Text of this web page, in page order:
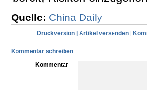
Quelle: China Daily
Druckversion Artikel versenden
Kommentar schreiben
Kommentar